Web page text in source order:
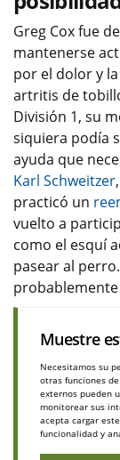
Greg Cox fue
mantenerse
por el dolor y
artritis de
División 1, su
siquiera podía
ayuda que
Karl Schweitzer
practicó un
vuelto a
como el esquí
pasear al
Muestre
Necesitamos su
otras funciones
externos pueden
monitorear sus
acepta cargar
funcionalidad y